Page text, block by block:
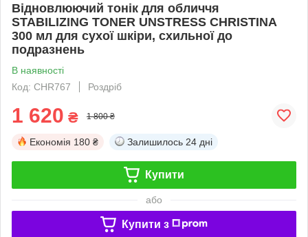
Відновлюючий тонік для обличчя
STABILIZING TONER UNSTRESS CHRISTINA
300 мл для сухої шкіри, схильної до
подразнень
В наявності
Код: CHR767
Роздріб
1 620 ₴ 1 800 ₴
Економія 180 ₴ Залишилось 24 дні
Купити
або
Купити з